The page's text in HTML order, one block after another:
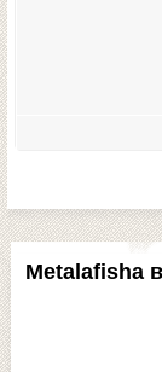
Metalafisha